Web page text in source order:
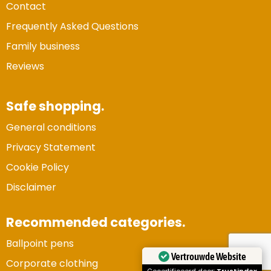
Contact
Frequently Asked Questions
Family business
Reviews
Safe shopping.
General conditions
Privacy Statement
Cookie Policy
Disclaimer
Recommended categories.
Ballpoint pens
Corporate clothing
Vertrouwde Website